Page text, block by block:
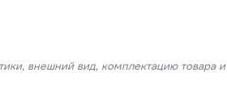
внешний вид, комплектацию товара